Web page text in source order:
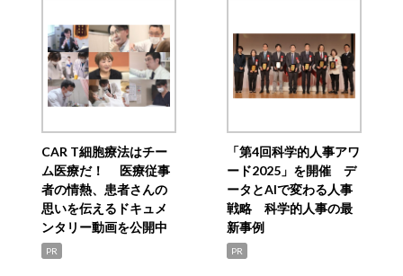
CAR T細胞療法はチー
ム医療だ！ 医療従事
者の情熱、患者さんの
思いを伝えるドキュメ
ンタリー動画を公開中
PR
「第4回科学的人事アワ
ード2025」を開催 デ
ータとAIで変わる人事
戦略 科学的人事の最
新事例
PR